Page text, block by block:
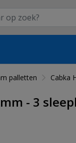
palletten Cabka
- 3